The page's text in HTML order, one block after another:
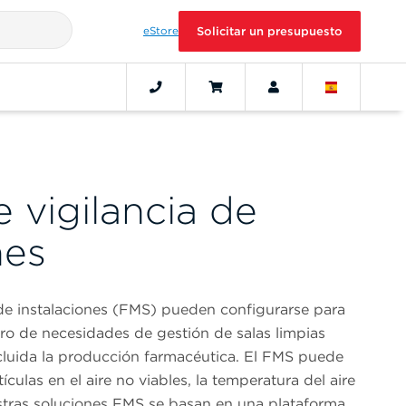
eStore Solicitar un presupuesto
vigilancia de
instalaciones (FMS) pueden configurarse para
de necesidades de gestión de salas limpias
la producción farmacéutica. El FMS puede
en el aire no viables, la temperatura del aire